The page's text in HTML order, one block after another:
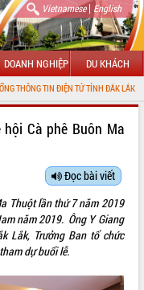
Vietnamese| English
DOANH NGHIỆP DU KHÁCH
TỬ TỈNH ĐẮK LẮK
Cà phê Buôn Ma
Đọc bài viết
Thuột lần thứ 7 năm 2019
năm 2019. Ông Y Giang
Lắk, Trưởng Ban tổ chức
dự buổi lễ.